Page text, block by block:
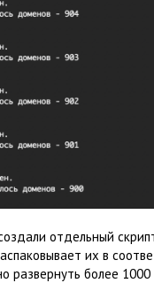
отдельный
их в
развернуть более